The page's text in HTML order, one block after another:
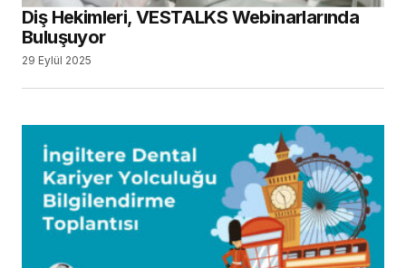
Diş Hekimleri, VESTALKS Webinarlarında
Buluşuyor
29 Eylül 2025